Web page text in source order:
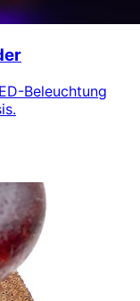
Beleuchtung